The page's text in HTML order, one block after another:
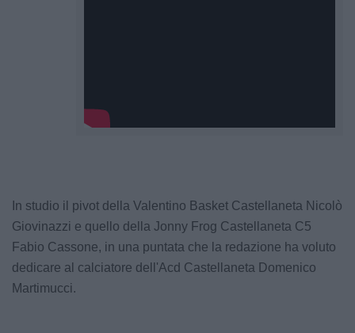
In studio il pivot della Valentino Basket Castellaneta Nicolò
Giovinazzi e quello della Jonny Frog Castellaneta C5
Fabio Cassone, in una puntata che la redazione ha voluto
dedicare al calciatore dell'Acd Castellaneta Domenico
Martimucci.